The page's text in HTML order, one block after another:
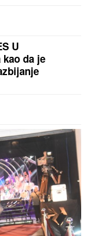
ARTIRTIS
mogu da